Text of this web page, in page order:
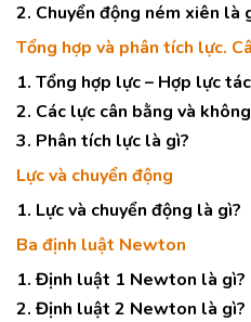
2. Chuyển động ném xiên là
Tổng hợp và phân tích lực.
1. Tổng hợp lực – Hợp lực
2. Các lực cân bằng và
3. Phân tích lực là gì?
Lực và chuyển động
1. Lực và chuyển động là gì?
Ba định luật Newton
1. Định luật 1 Newton là gì?
2. Định luật 2 Newton là gì?